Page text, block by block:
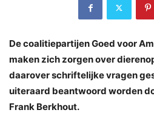
De coalitiepartijen Goed voor
maken zich zorgen over
daarover schriftelijke vragen
uiteraard beantwoord worden
Frank Berkhout.